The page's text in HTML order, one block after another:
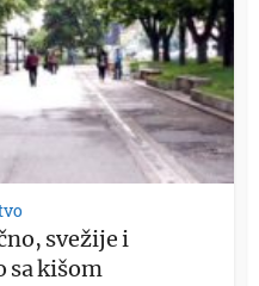
svežije i
sa kišom